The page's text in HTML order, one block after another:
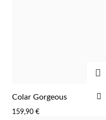
Colar Gorgeous
159,90 €